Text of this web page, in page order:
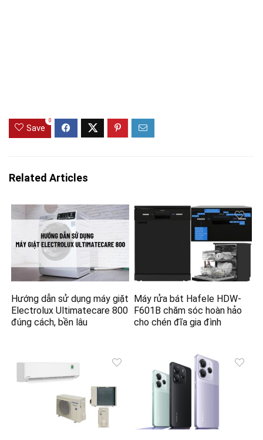
Save
0
Related Articles
Hướng dẫn sử dụng máy giặt
Electrolux Ultimatecare 800
đúng cách, bền lâu
Máy rửa bát Hafele HDW-
F601B chăm sóc hoàn hảo
cho chén đĩa gia đình